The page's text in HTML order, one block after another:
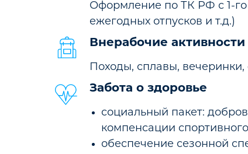
Оформление по ТК РФ с 1-го
ежегодных отпусков и т.д.)
Внерабочие активности
Походы, сплавы, вечеринки,
Забота о здоровье
социальный пакет:
компенсации
обеспечение сезонной